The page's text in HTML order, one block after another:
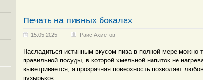
Печать на пивных бокалах
15.05.2025 Раис Ахметов
Насладиться истинным вкусом пива в полной мере можно
правильной посуды, в которой хмельной напиток не
выветривается, а прозрачная поверхность позволяет
пузырьков.